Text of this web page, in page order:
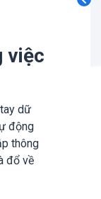
việc
dữ
động
thông
đổ về